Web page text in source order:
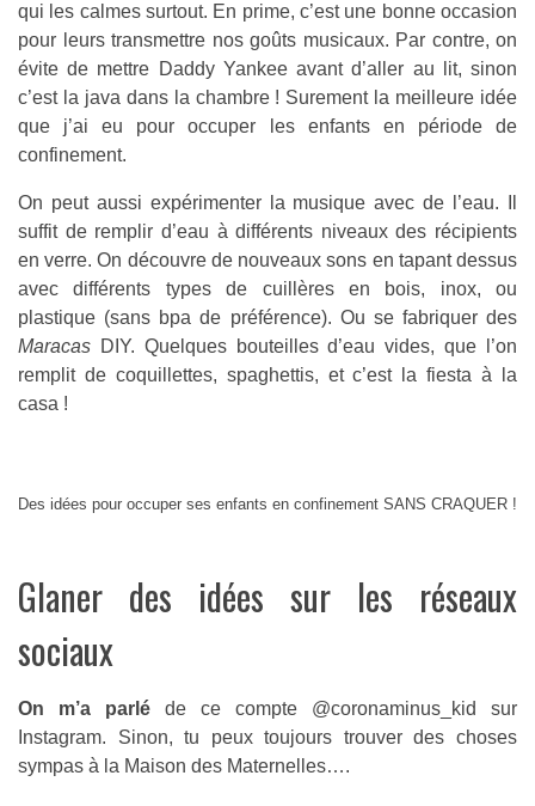
qui les calmes surtout. En prime, c’est une bonne occasion
pour leurs transmettre nos goûts musicaux. Par contre, on
évite de mettre Daddy Yankee avant d’aller au lit, sinon
c’est la java dans la chambre ! Surement la meilleure idée
que j’ai eu pour occuper les enfants en période de
confinement.
On peut aussi expérimenter la musique avec de l’eau. Il
suffit de remplir d’eau à différents niveaux des récipients
en verre. On découvre de nouveaux sons en tapant dessus
avec différents types de cuillères en bois, inox, ou
plastique (sans bpa de préférence). Ou se fabriquer des
Maracas DIY. Quelques bouteilles d’eau vides, que l’on
remplit de coquillettes, spaghettis, et c’est la fiesta à la
casa !
Des idées pour occuper ses enfants en confinement SANS CRAQUER !
Glaner des idées sur les réseaux
sociaux
On m’a parlé de ce compte @coronaminus_kid sur
Instagram. Sinon, tu peux toujours trouver des choses
sympas à la Maison des Maternelles….